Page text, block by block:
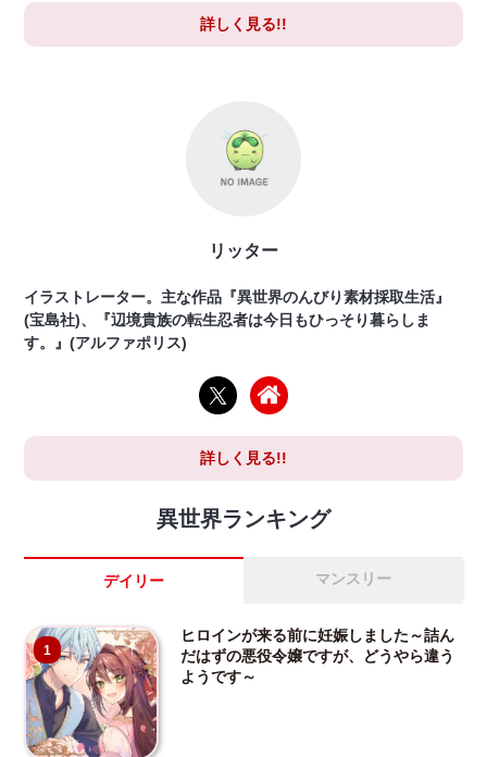
詳しく見る!!
リッター
イラストレーター。主な作品『異世界のんびり素材採取生活』
(宝島社)、『辺境貴族の転生忍者は今日もひっそり暮らしま
す。』(アルファポリス)
詳しく見る!!
異世界ランキング
デイリー マンスリー
1
ヒロインが来る前に妊娠しました～詰ん
だはずの悪役令嬢ですが、どうやら違う
ようです～